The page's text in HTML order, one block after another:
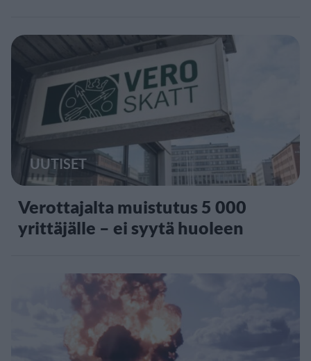
UUTISET
Verottajalta muistutus 5 000
yrittäjälle – ei syytä huoleen